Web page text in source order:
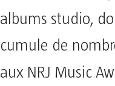
albums studio,
cumule de
aux NRJ Music